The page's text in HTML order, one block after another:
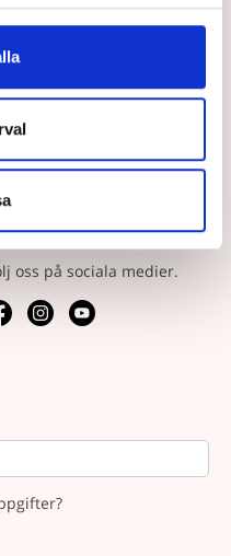
oss
hos oss
är läsnycklar?
oss
oss på sociala medier.